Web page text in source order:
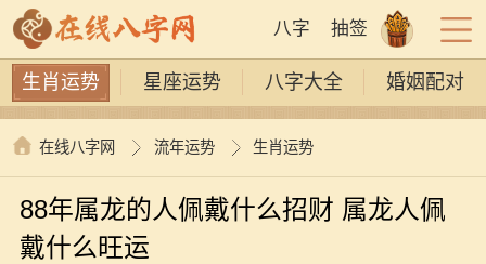
八字 抽签
生肖运势 星座运势 八字大全 婚姻配对
在线八字网 流年运势 生肖运势
88年属龙的人佩戴什么招财 属龙人佩
戴什么旺运